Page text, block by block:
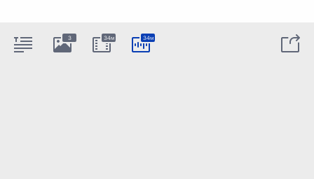
3 34м 34м